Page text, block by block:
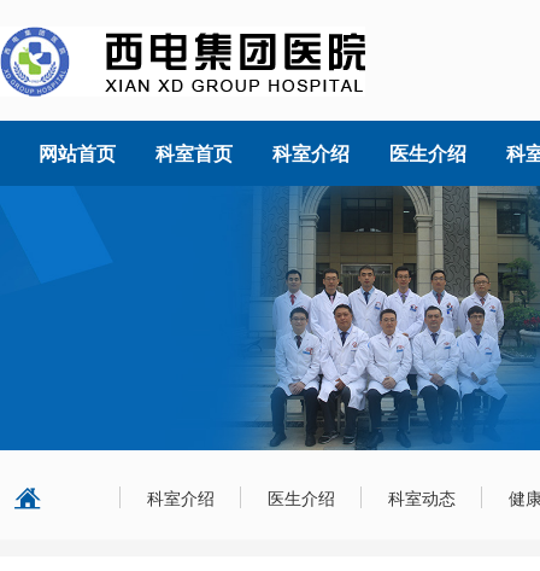
网站首页 科室首页 科室介绍 医生介绍 科
科室介绍 医生介绍 科室动态 健